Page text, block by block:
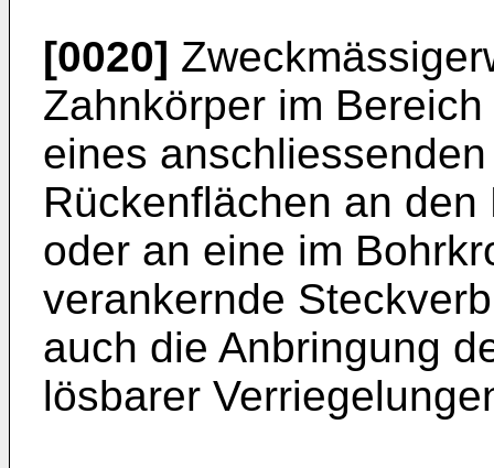
[0020]
Zahnkörper im
eines
Rückenflächen an
oder an eine im
verankernde
auch die Anbringung
lösbarer